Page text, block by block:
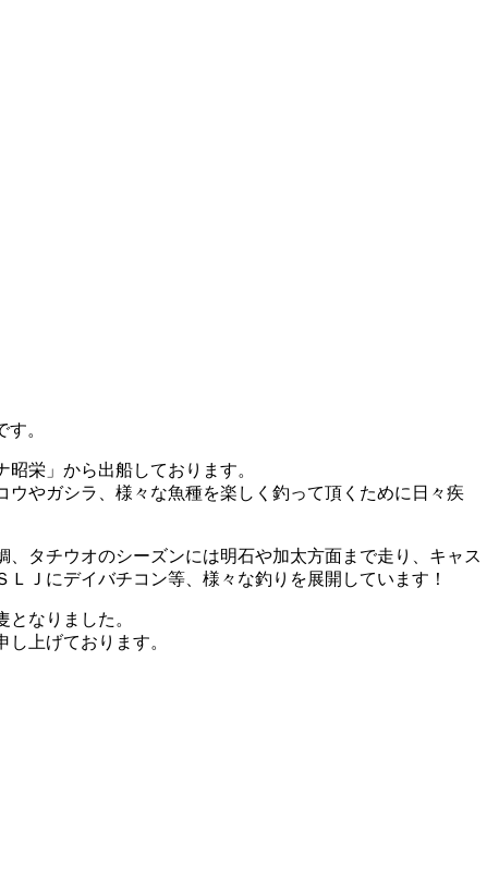
。
栄」から出船しております。
ウやガシラ、様々な魚種を楽しく釣って頂くために日々疾
、タチウオのシーズンには明石や加太方面まで走り、キャス
ＬＪにデイバチコン等、様々な釣りを展開しています！
なりました。
上げております。